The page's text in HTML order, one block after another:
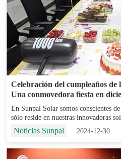
Celebración del cumpleaños de
Una conmovedora fiesta en
En Sunpal Solar somos conscientes
sólo reside en nuestras innovadoras
también en la dedicación y el trabajo
cultura corporativa se basa en la
Noticias Sunpal 2024-12-30